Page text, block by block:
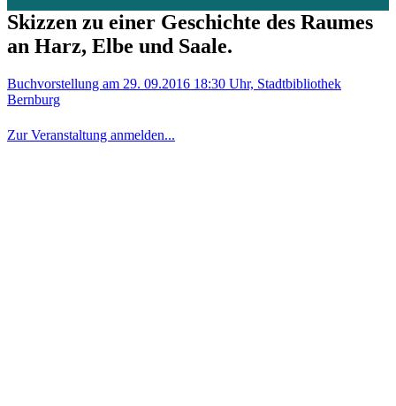
Skizzen zu einer Geschichte des Raumes
an Harz, Elbe und Saale.
Buchvorstellung am 29. 09.2016 18:30 Uhr, Stadtbibliothek
Bernburg
Zur Veranstaltung anmelden...